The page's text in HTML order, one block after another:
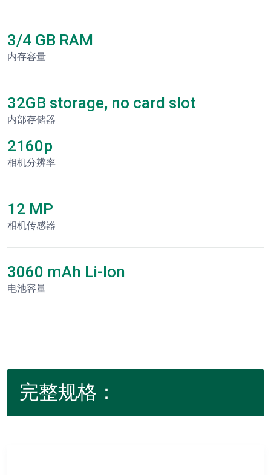
3/4 GB RAM
内存容量
32GB storage, no card slot
内部存储器
2160p
相机分辨率
12 MP
相机传感器
3060 mAh Li-Ion
电池容量
完整规格：